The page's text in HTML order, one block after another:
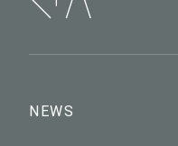
NEWS